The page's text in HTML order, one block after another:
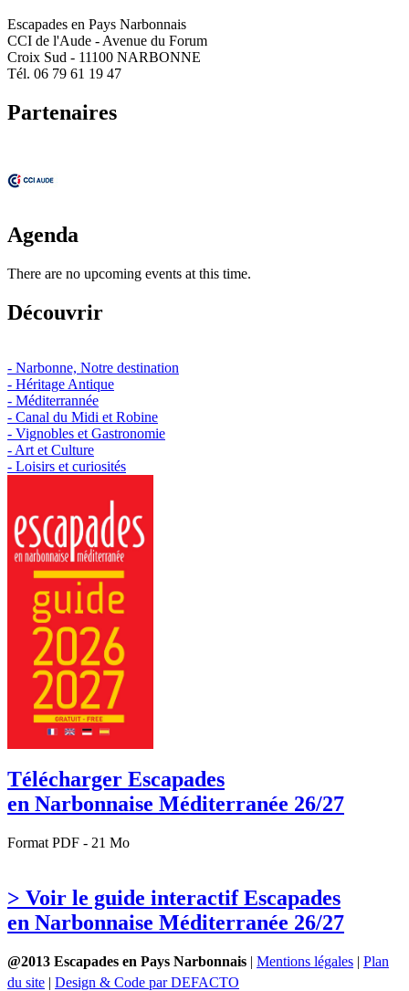
Escapades en Pays Narbonnais
CCI de l'Aude - Avenue du Forum
Croix Sud - 11100 NARBONNE
Tél. 06 79 61 19 47
Partenaires
Agenda
There are no upcoming events at this time.
Découvrir
- Narbonne, Notre destination
- Héritage Antique
- Méditerrannée
- Canal du Midi et Robine
- Vignobles et Gastronomie
- Art et Culture
- Loisirs et curiosités
Télécharger Escapades
en Narbonnaise Méditerranée 26/27
Format PDF - 21 Mo
> Voir le guide interactif Escapades
en Narbonnaise Méditerranée 26/27
@2013 Escapades en Pays Narbonnais | Mentions légales | Plan
du site | Design & Code par DEFACTO